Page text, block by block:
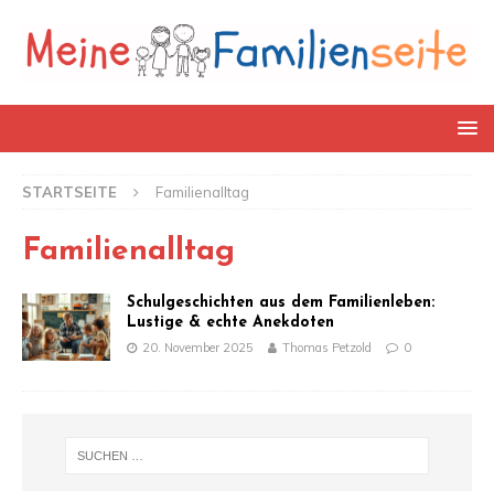
STARTSEITE Familienalltag
Familienalltag
Schulgeschichten aus dem Familienleben:
Lustige & echte Anekdoten
20. November 2025 Thomas Petzold 0